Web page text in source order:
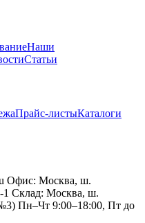
Наши
Статьи
Прайс-листыКаталоги
Офис: Москва, ш.
Склад: Москва, ш.
Пн–Чт 9:00–18:00, Пт до